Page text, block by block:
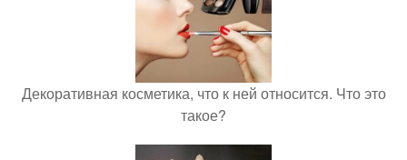
Декоративная косметика, что к ней относится. Что это
такое?